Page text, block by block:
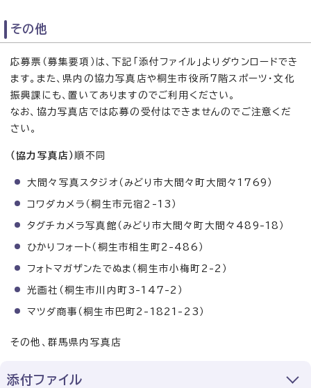
その他
応募票（募集要項）は、下記「添付ファイル」よりダウンロードでき
ます。また、県内の協力写真店や桐生市役所7階スポーツ・文化
振興課にも、置いてありますのでご利用ください。
なお、協力写真店では応募の受付はできませんのでご注意くだ
さい。
（協力写真店）順不同
大間々写真スタジオ（みどり市大間々町大間々1769）
コワダカメラ（桐生市元宿2-13）
タグチカメラ写真館（みどり市大間々町大間々489-18）
ひかりフォート（桐生市相生町2-486）
フォトマガザンたでぬま（桐生市小梅町2-2）
光画社（桐生市川内町3-147-2）
マツダ商事（桐生市巴町2-1821-23）
その他、群馬県内写真店
添付ファイル